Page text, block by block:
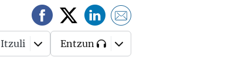
Itzuli Entzun